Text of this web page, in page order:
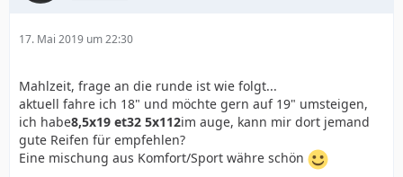
17. Mai 2019 um 22:30
Mahlzeit, frage an die runde ist wie folgt...
aktuell fahre ich 18" und möchte gern auf 19" umsteigen,
ich habe8,5x19 et32 5x112im auge, kann mir dort jemand
gute Reifen für empfehlen?
Eine mischung aus Komfort/Sport währe schön